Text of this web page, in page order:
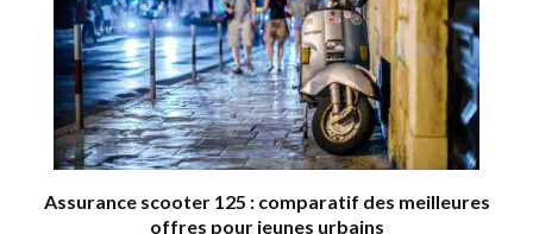
Assurance scooter 125 : comparatif des meilleures
offres pour jeunes urbains